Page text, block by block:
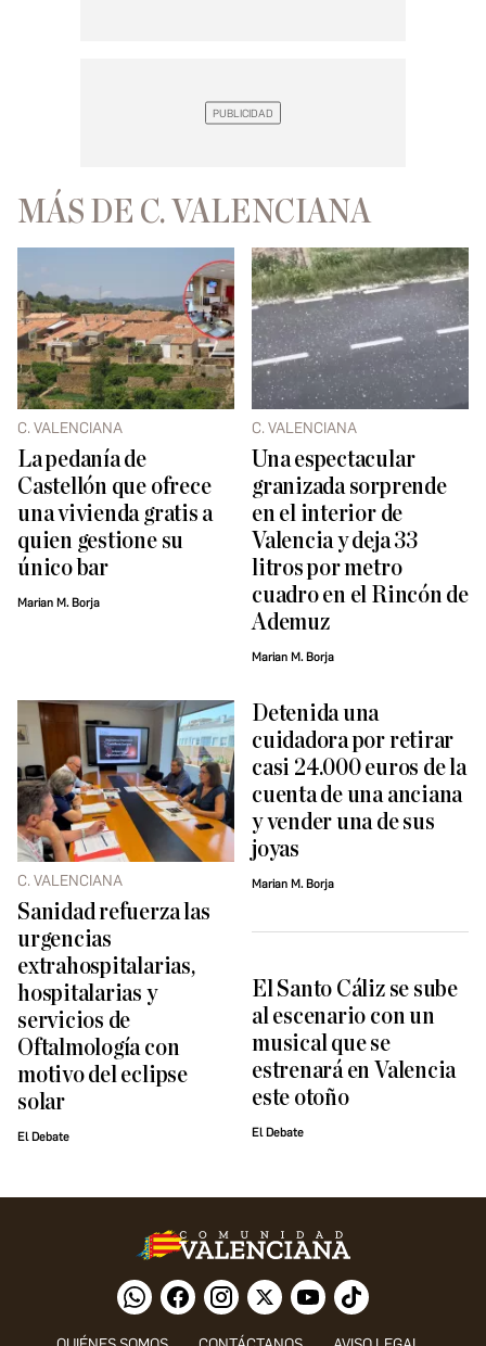
MÁS DE C. VALENCIANA
C. VALENCIANA
La pedanía de
Castellón que ofrece
una vivienda gratis a
quien gestione su
único bar
Marian M. Borja
C. VALENCIANA
Una espectacular
granizada sorprende
en el interior de
Valencia y deja 33
litros por metro
cuadro en el Rincón de
Ademuz
Marian M. Borja
C. VALENCIANA
Sanidad refuerza las
urgencias
extrahospitalarias,
hospitalarias y
servicios de
Oftalmología con
motivo del eclipse
solar
El Debate
Detenida una
cuidadora por retirar
casi 24.000 euros de la
cuenta de una anciana
y vender una de sus
joyas
Marian M. Borja
El Santo Cáliz se sube
al escenario con un
musical que se
estrenará en Valencia
este otoño
El Debate